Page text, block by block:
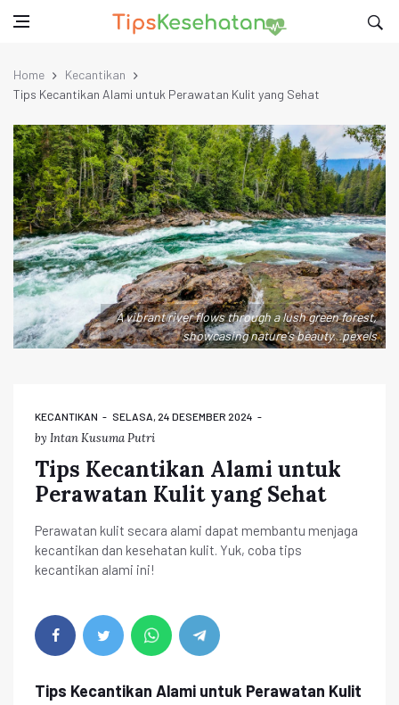
Home
Kecantikan
Tips Kecantikan Alami untuk Perawatan Kulit yang Sehat
A vibrant river flows through a lush green forest,
showcasing nature's beauty. .pexels
KECANTIKAN SELASA, 24 DESEMBER 2024
by Intan Kusuma Putri
Tips Kecantikan Alami untuk
Perawatan Kulit yang Sehat
Perawatan kulit secara alami dapat membantu menjaga
kecantikan dan kesehatan kulit. Yuk, coba tips
kecantikan alami ini!
Tips Kecantikan Alami untuk Perawatan Kulit